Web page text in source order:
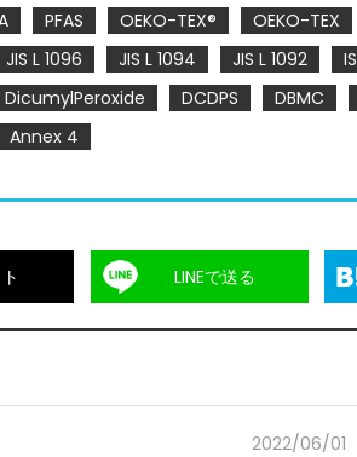
PFAS OEKO-TEX® OEKO-TEX
JIS L 1096 JIS L 1094 JIS L 1092
DicumylPeroxide DCDPS DBMC
Annex 4
LINEで送る
2022/06/01